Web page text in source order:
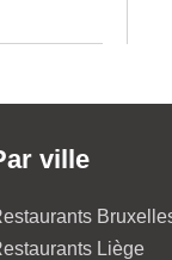
ville
Liège